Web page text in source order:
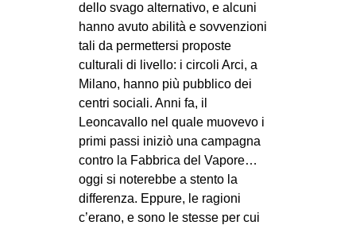
dello svago alternativo, e alcuni
hanno avuto abilità e sovvenzioni
tali da permettersi proposte
culturali di livello: i circoli Arci, a
Milano, hanno più pubblico dei
centri sociali. Anni fa, il
Leoncavallo nel quale muovevo i
primi passi iniziò una campagna
contro la Fabbrica del Vapore…
oggi si noterebbe a stento la
differenza. Eppure, le ragioni
c’erano, e sono le stesse per cui